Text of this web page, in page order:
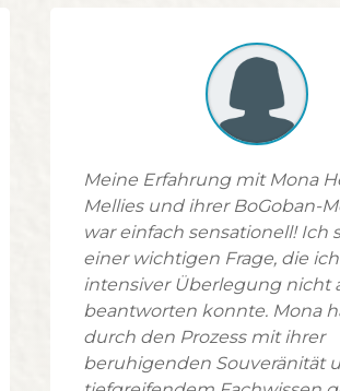
Meine Erfahrung mit Mona
Mellies und ihrer BoGoban-
war einfach sensationell! Ich
einer wichtigen Frage, die
intensiver Überlegung nicht
beantworten konnte. Mona
durch den Prozess mit ihrer
beruhigenden Souveränität